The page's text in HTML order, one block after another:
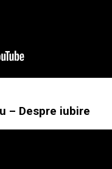
– Despre iubire